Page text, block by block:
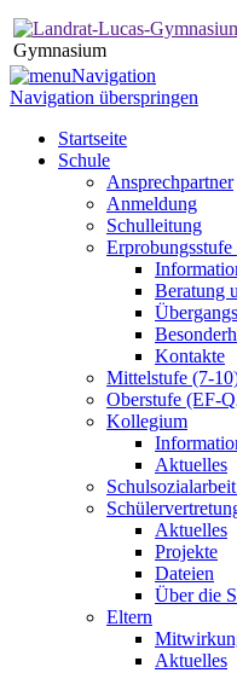
Gymnasium
Navigation
Navigation überspringen
Startseite
Schule
Ansprechpartner
Anmeldung
Schulleitung
Beratung
Kontakte
Mittelstufe (7-
Oberstufe (EF-
Kollegium
Aktuelles
Aktuelles
Projekte
Dateien
Über die
Eltern
Aktuelles